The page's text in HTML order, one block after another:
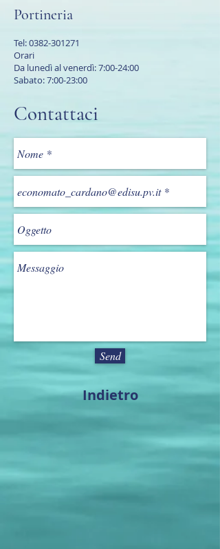
Portineria
Tel:0382-301271
Orari
Da lunedì al venerdì: 7:00-24:00
Sabato: 7:00-23:00
Contattaci
Send
Indietro